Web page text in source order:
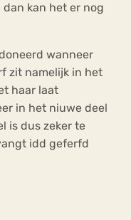
kan het er nog
wanneer
zit namelijk in het
haar laat
in het niuwe deel
is dus zeker te
idd geferfd